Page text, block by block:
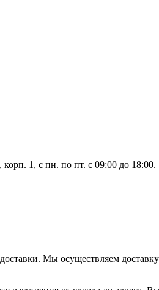
1, с пн. по пт. с 09:00 до 18:00.
Мы осуществляем